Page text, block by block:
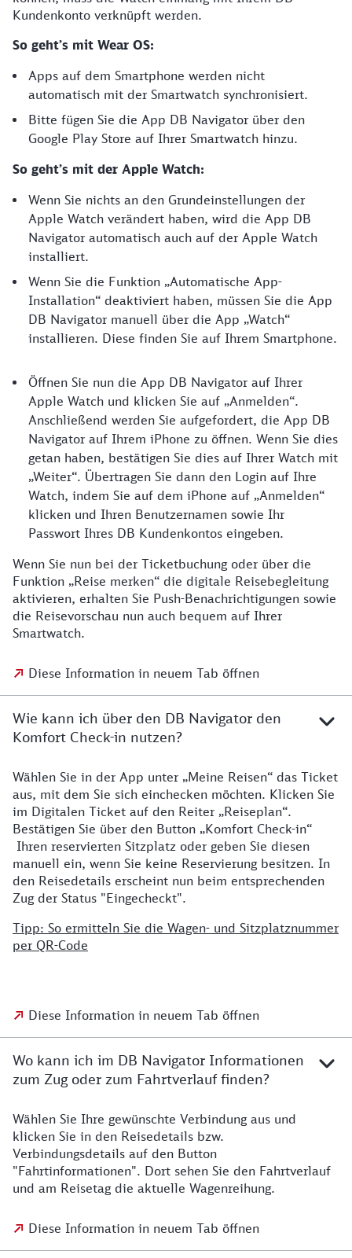
Kundenkonto verknüpft werden.
So geht’s mit Wear OS:
Apps auf dem Smartphone werden nicht
automatisch mit der Smartwatch synchronisiert.
Bitte fügen Sie die App DB Navigator über den
Google Play Store auf Ihrer Smartwatch hinzu.
So geht’s mit der Apple Watch:
Wenn Sie nichts an den Grundeinstellungen der
Apple Watch verändert haben, wird die App DB
Navigator automatisch auch auf der Apple Watch
installiert.
Wenn Sie die Funktion „Automatische App-
Installation“ deaktiviert haben, müssen Sie die App
DB Navigator manuell über die App „Watch“
installieren. Diese finden Sie auf Ihrem Smartphone.
Öffnen Sie nun die App DB Navigator auf Ihrer
Apple Watch und klicken Sie auf „Anmelden“.
Anschließend werden Sie aufgefordert, die App DB
Navigator auf Ihrem iPhone zu öffnen. Wenn Sie dies
getan haben, bestätigen Sie dies auf Ihrer Watch mit
„Weiter“. Übertragen Sie dann den Login auf Ihre
Watch, indem Sie auf dem iPhone auf „Anmelden“
klicken und Ihren Benutzernamen sowie Ihr
Passwort Ihres DB Kundenkontos eingeben.
Wenn Sie nun bei der Ticketbuchung oder über die
Funktion „Reise merken“ die digitale Reisebegleitung
aktivieren, erhalten Sie Push-Benachrichtigungen sowie
die Reisevorschau nun auch bequem auf Ihrer
Smartwatch.
Diese Information in neuem Tab öffnen
Wie kann ich über den DB Navigator den
Komfort Check-in nutzen?
Wählen Sie in der App unter „Meine Reisen“ das Ticket
aus, mit dem Sie sich einchecken möchten. Klicken Sie
im Digitalen Ticket auf den Reiter „Reiseplan“.
Bestätigen Sie über den Button „Komfort Check-in“
Ihren reservierten Sitzplatz oder geben Sie diesen
manuell ein, wenn Sie keine Reservierung besitzen. In
den Reisedetails erscheint nun beim entsprechenden
Zug der Status "Eingecheckt".
Tipp: So ermitteln Sie die Wagen- und Sitzplatznummer
per QR-Code
Diese Information in neuem Tab öffnen
Wo kann ich im DB Navigator Informationen
zum Zug oder zum Fahrtverlauf finden?
Wählen Sie Ihre gewünschte Verbindung aus und
klicken Sie in den Reisedetails bzw.
Verbindungsdetails auf den Button
"Fahrtinformationen". Dort sehen Sie den Fahrtverlauf
und am Reisetag die aktuelle Wagenreihung.
Diese Information in neuem Tab öffnen